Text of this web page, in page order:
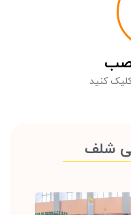
کنید
شلف